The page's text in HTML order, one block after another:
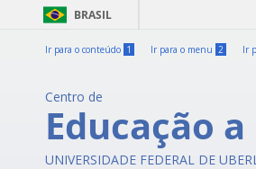
BRASIL
Ir para o conteúdo 1 Ir para o menu 2 Ir
Centro de
Educação
UNIVERSIDADE FEDERAL DE